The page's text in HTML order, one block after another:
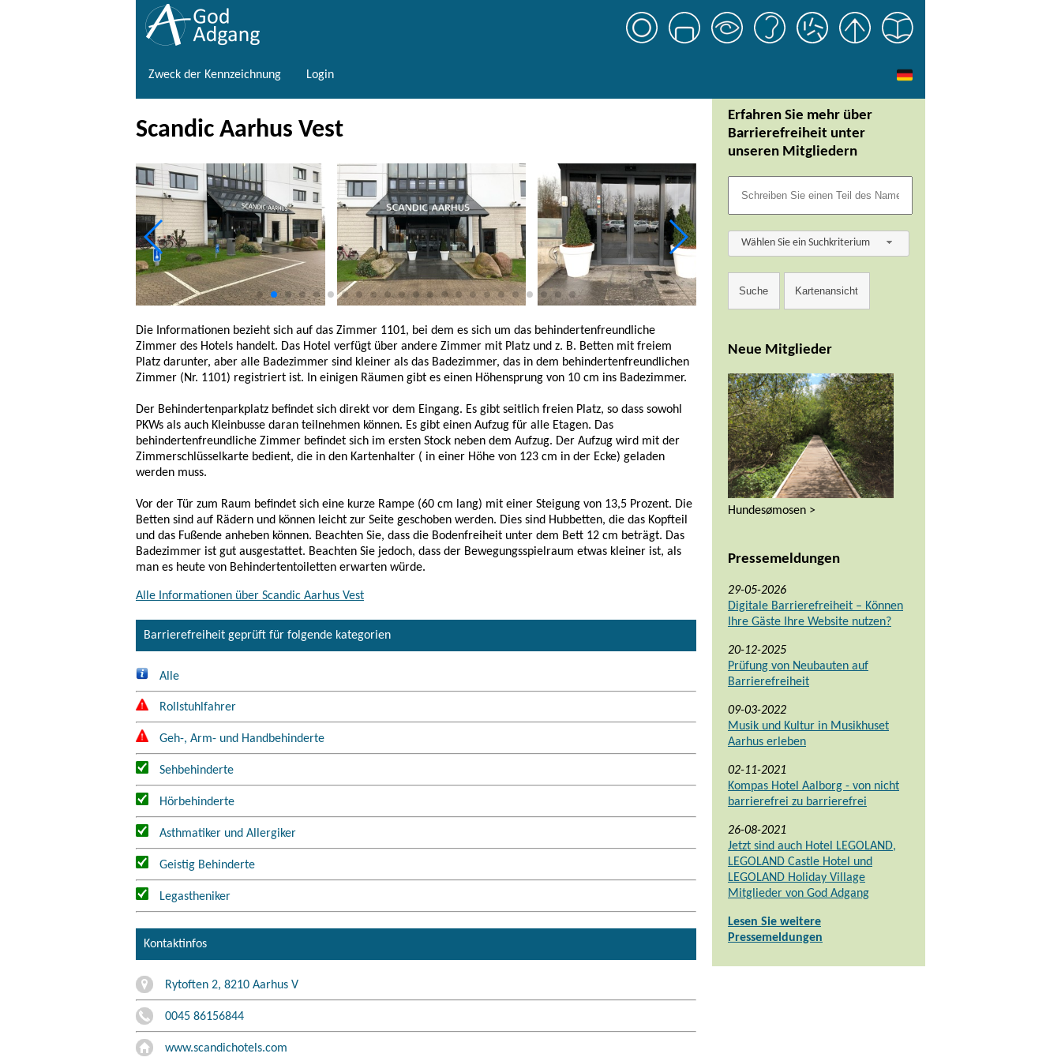
Zweck der Kennzeichnung Login
Scandic Aarhus Vest
Die Informationen bezieht sich auf das Zimmer 1101, bei dem es sich um das behindertenfreundliche
Zimmer des Hotels handelt. Das Hotel verfügt über andere Zimmer mit Platz und z. B. Betten mit freiem
Platz darunter, aber alle Badezimmer sind kleiner als das Badezimmer, das in dem behindertenfreundlichen
Zimmer (Nr. 1101) registriert ist. In einigen Räumen gibt es einen Höhensprung von 10 cm ins Badezimmer.
Der Behindertenparkplatz befindet sich direkt vor dem Eingang. Es gibt seitlich freien Platz, so dass sowohl
PKWs als auch Kleinbusse daran teilnehmen können. Es gibt einen Aufzug für alle Etagen. Das
behindertenfreundliche Zimmer befindet sich im ersten Stock neben dem Aufzug. Der Aufzug wird mit der
Zimmerschlüsselkarte bedient, die in den Kartenhalter ( in einer Höhe von 123 cm in der Ecke) geladen
werden muss.
Vor der Tür zum Raum befindet sich eine kurze Rampe (60 cm lang) mit einer Steigung von 13,5 Prozent. Die
Betten sind auf Rädern und können leicht zur Seite geschoben werden. Dies sind Hubbetten, die das Kopfteil
und das Fußende anheben können. Beachten Sie, dass die Bodenfreiheit unter dem Bett 12 cm beträgt. Das
Badezimmer ist gut ausgestattet. Beachten Sie jedoch, dass der Bewegungsspielraum etwas kleiner ist, als
man es heute von Behindertentoiletten erwarten würde.
Alle Informationen über Scandic Aarhus Vest
Barrierefreiheit geprüft für folgende kategorien
Alle
Rollstuhlfahrer
Geh-, Arm- und Handbehinderte
Sehbehinderte
Hörbehinderte
Asthmatiker und Allergiker
Geistig Behinderte
Legastheniker
Kontaktinfos
Rytoften 2, 8210 Aarhus V
0045 86156844
www.scandichotels.com
Erfahren Sie mehr über
Barrierefreiheit unter
unseren Mitgliedern
Wählen Sie ein Suchkriterium
Neue Mitglieder
Hundesømosen >
Pressemeldungen
29-05-2026
Digitale Barrierefreiheit – Können
Ihre Gäste Ihre Website nutzen?
20-12-2025
Prüfung von Neubauten auf
Barrierefreiheit
09-03-2022
Musik und Kultur in Musikhuset
Aarhus erleben
02-11-2021
Kompas Hotel Aalborg - von nicht
barrierefrei zu barrierefrei
26-08-2021
Jetzt sind auch Hotel LEGOLAND,
LEGOLAND Castle Hotel und
LEGOLAND Holiday Village
Mitglieder von God Adgang
Lesen Sie weitere
Pressemeldungen